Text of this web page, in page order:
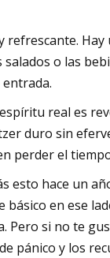
refrescante.
o las
real es
duro sin
perder el
esto hace un
en ese
Pero si no te
pánico y los